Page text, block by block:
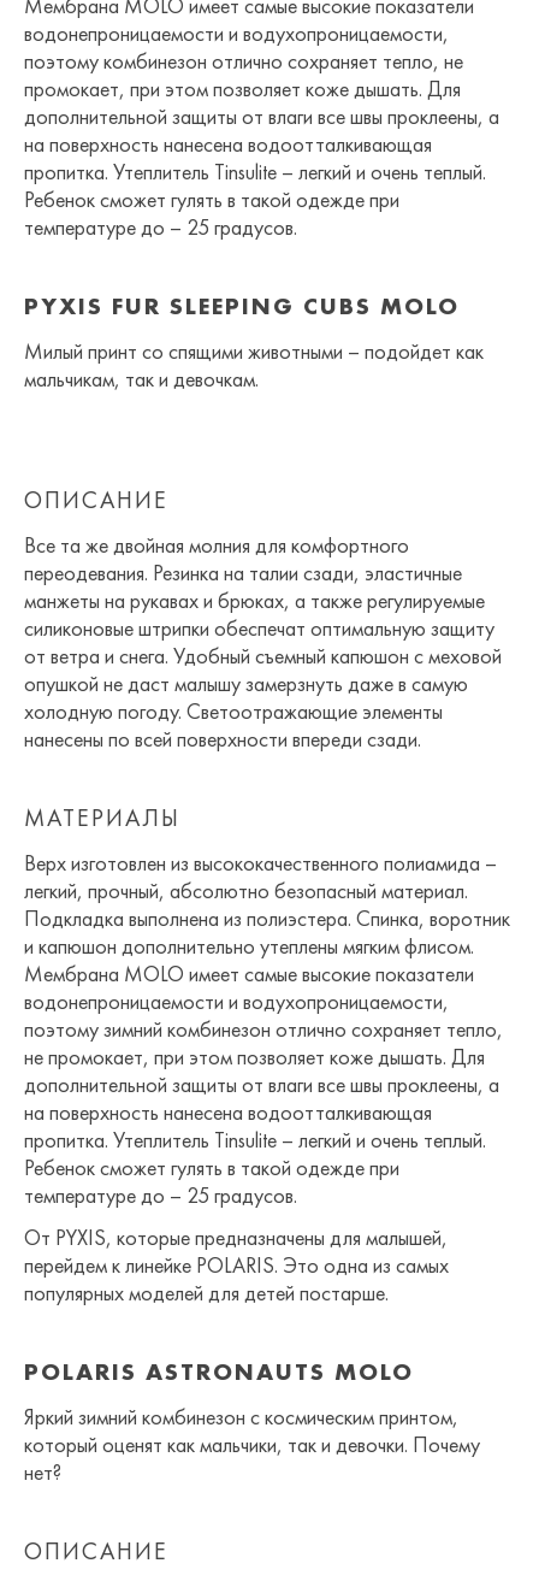
Мембрана MOLO имеет самые высокие показатели
водонепроницаемости и водухопроницаемости,
поэтому комбинезон отлично сохраняет тепло, не
промокает, при этом позволяет коже дышать. Для
дополнительной защиты от влаги все швы проклеены, а
на поверхность нанесена водоотталкивающая
пропитка. Утеплитель Tinsulite – легкий и очень теплый.
Ребенок сможет гулять в такой одежде при
температуре до – 25 градусов.
PYXIS FUR SLEEPING CUBS MOLO
Милый принт со спящими животными – подойдет как
мальчикам, так и девочкам.
ОПИСАНИЕ
Все та же двойная молния для комфортного
переодевания. Резинка на талии сзади, эластичные
манжеты на рукавах и брюках, а также регулируемые
силиконовые штрипки обеспечат оптимальную защиту
от ветра и снега. Удобный съемный капюшон с меховой
опушкой не даст малышу замерзнуть даже в самую
холодную погоду. Светоотражающие элементы
нанесены по всей поверхности впереди сзади.
МАТЕРИАЛЫ
Верх изготовлен из высококачественного полиамида –
легкий, прочный, абсолютно безопасный материал.
Подкладка выполнена из полиэстера. Спинка, воротник
и капюшон дополнительно утеплены мягким флисом.
Мембрана MOLO имеет самые высокие показатели
водонепроницаемости и водухопроницаемости,
поэтому зимний комбинезон отлично сохраняет тепло,
не промокает, при этом позволяет коже дышать. Для
дополнительной защиты от влаги все швы проклеены, а
на поверхность нанесена водоотталкивающая
пропитка. Утеплитель Tinsulite – легкий и очень теплый.
Ребенок сможет гулять в такой одежде при
температуре до – 25 градусов.
От PYXIS, которые предназначены для малышей,
перейдем к линейке POLARIS. Это одна из самых
популярных моделей для детей постарше.
POLARIS ASTRONAUTS MOLO
Яркий зимний комбинезон с космическим принтом,
который оценят как мальчики, так и девочки. Почему
нет?
ОПИСАНИЕ